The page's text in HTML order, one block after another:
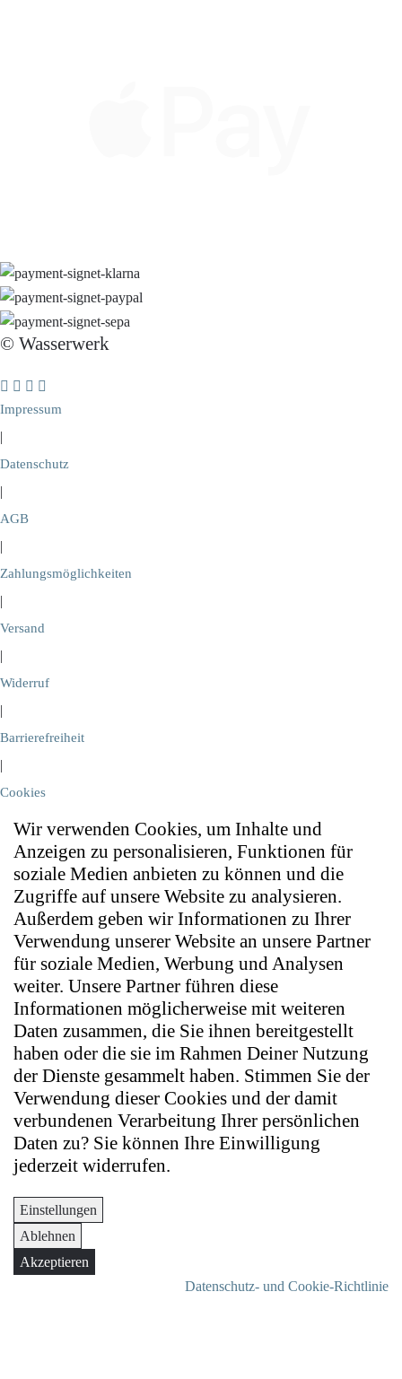
© Wasserwerk
Impressum
|
Datenschutz
|
AGB
|
Zahlungsmöglichkeiten
|
Versand
|
Widerruf
|
Barrierefreiheit
|
Cookies
Wir verwenden Cookies, um Inhalte und
Anzeigen zu personalisieren, Funktionen für
soziale Medien anbieten zu können und die
Zugriffe auf unsere Website zu analysieren.
Außerdem geben wir Informationen zu Ihrer
Verwendung unserer Website an unsere Partner
für soziale Medien, Werbung und Analysen
weiter. Unsere Partner führen diese
Informationen möglicherweise mit weiteren
Daten zusammen, die Sie ihnen bereitgestellt
haben oder die sie im Rahmen Deiner Nutzung
der Dienste gesammelt haben. Stimmen Sie der
Verwendung dieser Cookies und der damit
verbundenen Verarbeitung Ihrer persönlichen
Daten zu? Sie können Ihre Einwilligung
jederzeit widerrufen.
Einstellungen
Ablehnen
Akzeptieren
Datenschutz- und Cookie-Richtlinie